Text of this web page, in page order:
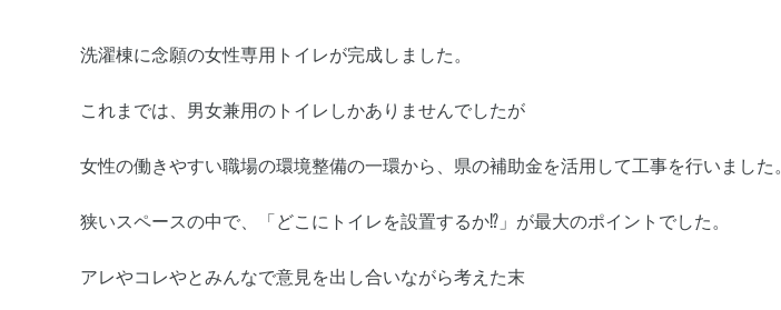
洗濯棟に念願の女性専用トイレが完成しました。
これまでは、男女兼用のトイレしかありませんでしたが
女性の働きやすい職場の環境整備の一環から、県の補助金を活用して工事を行いました。
狭いスペースの中で、「どこにトイレを設置するか⁉」が最大のポイントでした。
アレやコレやとみんなで意見を出し合いながら考えた末